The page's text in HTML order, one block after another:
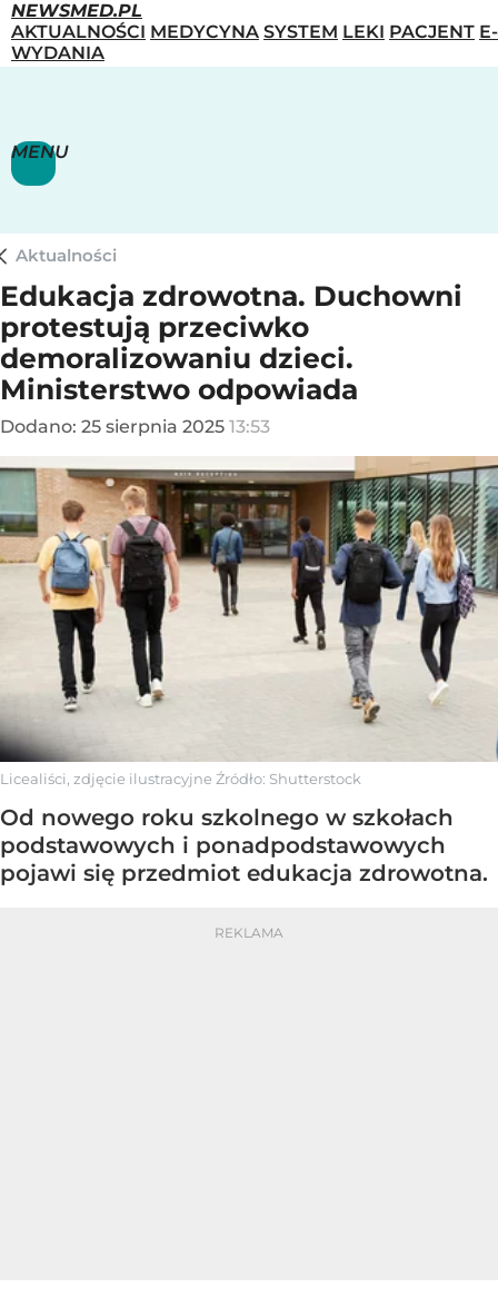
NEWSMED.PL
AKTUALNOŚCI MEDYCYNA SYSTEM LEKI PACJENT E-
WYDANIA
MENU
Aktualności
Edukacja zdrowotna. Duchowni
protestują przeciwko
demoralizowaniu dzieci.
Ministerstwo odpowiada
Dodano: 25 sierpnia 2025 13:53
Licealiści, zdjęcie ilustracyjne Źródło: Shutterstock
Od nowego roku szkolnego w szkołach
podstawowych i ponadpodstawowych
pojawi się przedmiot edukacja zdrowotna.